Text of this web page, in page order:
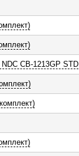
CB-1213GP STD